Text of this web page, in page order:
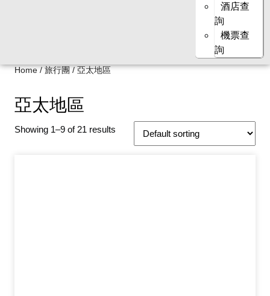
酒店查
詢
機票查
詢
Home/旅行團/ 亞太地區
亞太地區
Showing 1–9 of 21 results